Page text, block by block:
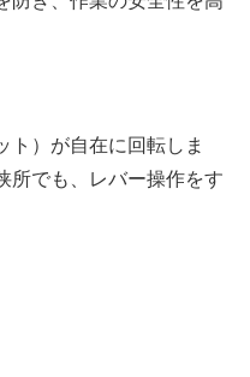
ト）が自在に回転しま
所でも、レバー操作をす